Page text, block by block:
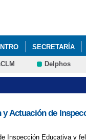
SECRETARÍA
LA HISTORIA: EDAD
Delphos
Actuación de
Inspección Educativa y